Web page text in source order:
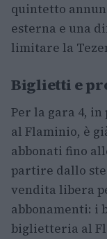
quintetto
esterna e una
limitare la
Biglietti e
Per la gara 4,
al Flaminio, è
abbonati fino
partire dallo
vendita libera
abbonamenti: i
biglietteria al